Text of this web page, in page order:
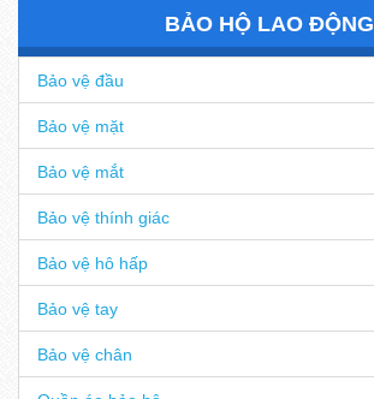
BẢO HỘ LAO ĐỘNG
Bảo vệ đầu
Bảo vệ mặt
Bảo vệ mắt
Bảo vệ thính giác
Bảo vệ hô hấp
Bảo vệ tay
Bảo vệ chân